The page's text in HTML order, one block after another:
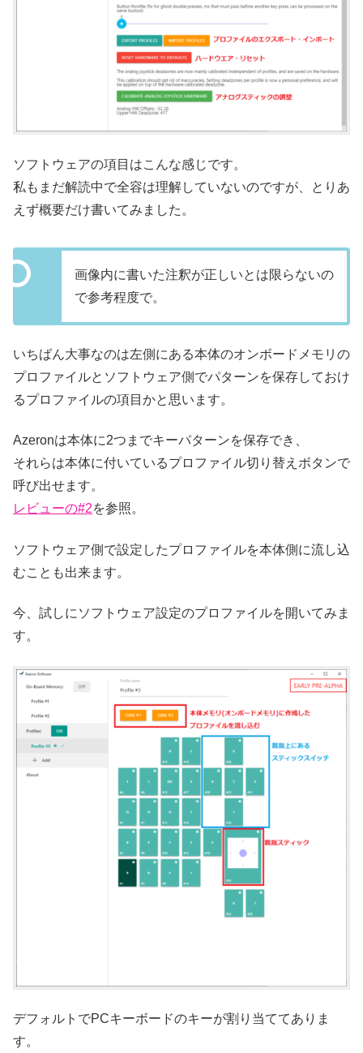
ソフトウェアの項目はこんな感じです。
私もまだ解読中で全容は理解していないのですが、とりあ
えず概要だけ書いてみました。
画像内に書いた注釈が正しいとは限らないの
で参考程度で。
いちばん大事なのは左側にある本体のオンボードメモリの
プロファイルとソフトウェア側でパターンを保存しておけ
るプロファイルの項目かと思います。
Azeronは本体に2つまでキーパターンを保存でき、
それらは本体に付いているプロファイル切り替えボタンで
呼び出せます。
レビューの#2を参照。
ソフトウェア側で設定したプロファイルを本体側に流し込
むことも出来ます。
今、試しにソフトウェア設定のプロファイルを開いてみま
す。
デフォルトでPCキーボードのキーが割り当ててありま
す。